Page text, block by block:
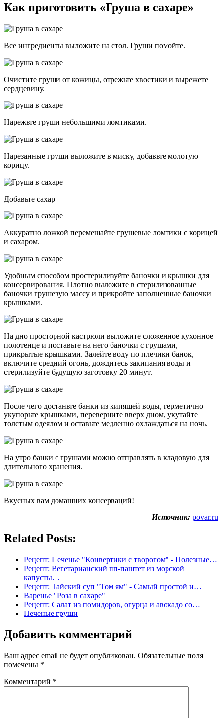
Как приготовить «Груша в сахаре»
Все ингредиенты выложите на стол. Груши помойте.
Очистите груши от кожицы, отрежьте хвостики и вырежете
сердцевину.
Нарежьте груши небольшими ломтиками.
Нарезанные груши выложите в миску, добавьте молотую
корицу.
Добавьте сахар.
Аккуратно ложкой перемешайте грушевые ломтики с корицей
и сахаром.
Удобным способом простерилизуйте баночки и крышки для
консервирования. Плотно выложите в стерилизованные
баночки грушевую массу и прикройте заполненные баночки
крышками.
На дно просторной кастрюли выложите сложенное кухонное
полотенце и поставьте на него баночки с грушами,
прикрытые крышками. Залейте воду по плечики банок,
включите средний огонь, дождитесь закипания воды и
стерилизуйте будущую заготовку 20 минут.
После чего достаньте банки из кипящей воды, герметично
укупорьте крышками, переверните вверх дном, укутайте
толстым одеялом и оставьте медленно охлаждаться на ночь.
На утро банки с грушами можно отправлять в кладовую для
длительного хранения.
Вкусных вам домашних консерваций!
Источник: povar.ru
Related Posts:
Рецепт: Печенье "Конвертики с творогом" - Полезные…
Рецепт: Вегетарианский пп-паштет из морской
капусты…
Рецепт: Тайский суп "Том ям" - Самый простой и…
Варенье "Роза в сахаре"
Рецепт: Салат из помидоров, огурца и авокадо со…
Печеные груши
Добавить комментарий
Ваш адрес email не будет опубликован. Обязательные поля
помечены *
Комментарий *